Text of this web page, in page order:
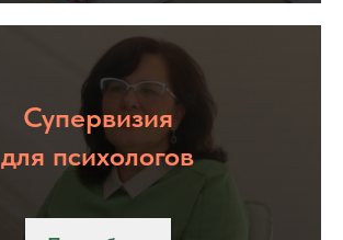
Супервизия
для психологов